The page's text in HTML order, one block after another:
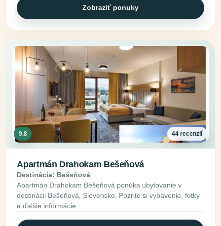
Zobraziť ponuky
9.8 44 recenzií
Apartmán Drahokam Bešeňová
Destinácia: Bešeňová
Apartmán Drahokam Bešeňová ponúka ubytovanie v
destinácii Bešeňová, Slovensko. Pozrite si vybavenie, fotky
a ďalšie informácie.